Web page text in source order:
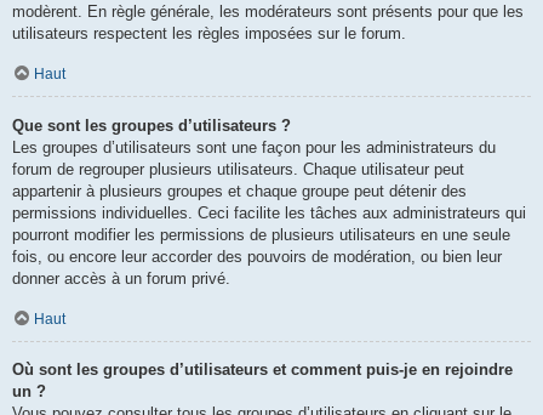
modèrent. En règle générale, les modérateurs sont présents pour que les
utilisateurs respectent les règles imposées sur le forum.
Haut
Que sont les groupes d’utilisateurs ?
Les groupes d’utilisateurs sont une façon pour les administrateurs du
forum de regrouper plusieurs utilisateurs. Chaque utilisateur peut
appartenir à plusieurs groupes et chaque groupe peut détenir des
permissions individuelles. Ceci facilite les tâches aux administrateurs qui
pourront modifier les permissions de plusieurs utilisateurs en une seule
fois, ou encore leur accorder des pouvoirs de modération, ou bien leur
donner accès à un forum privé.
Haut
Où sont les groupes d’utilisateurs et comment puis-je en rejoindre
un ?